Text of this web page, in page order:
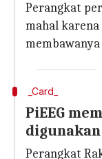
Perangkat
mahal
membawanya
_Card_
PiEEG
Perangkat